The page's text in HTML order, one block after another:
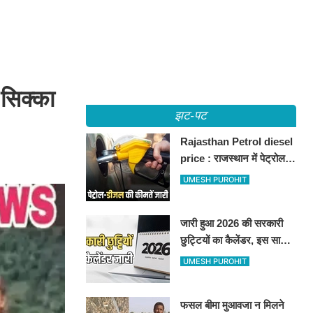
झट-पट
Rajasthan Petrol diesel
price : राजस्थान में पेट्रोल-
डीजल की कीमतें जारी, जानिए
UMESH PUROHIT
जारी हुआ 2026 की सरकारी
छुट्टियों का कैलेंडर, इस साल
कई बार मिलेगा लगातार
UMESH PUROHIT
फसल बीमा मुआवजा न मिलने